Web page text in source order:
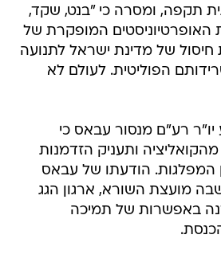
תקפה, ומסרה כי "בנט, שקד,
האופרטיוניסטים המופקרת של
חיסול של מדינת ישראל לתנועה
הפוליטית. לעולם לא
רע"ם מנסור עבאס כי
ותעניק הזדמנות
המפלגות. הודעתו של עבאס
מועצת השורא, ארגון הגג
באפשרות של תמיכה